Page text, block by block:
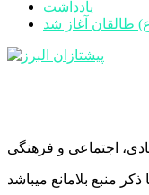
یادداشت
طالقان آغاز شد
اجتماعی و فرهنگی